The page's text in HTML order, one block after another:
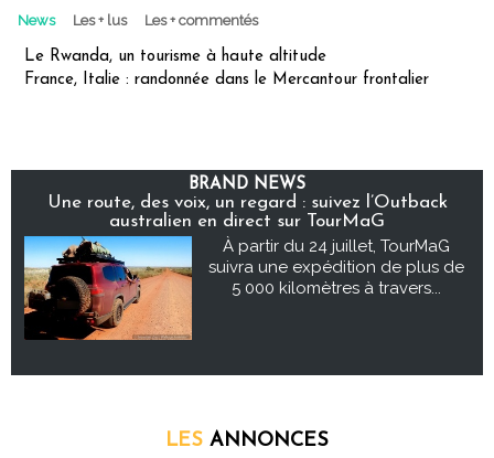
News Les + lus Les + commentés
Le Rwanda, un tourisme à haute altitude
France, Italie : randonnée dans le Mercantour frontalier
BRAND NEWS
Une route, des voix, un regard : suivez l’Outback
australien en direct sur TourMaG
À partir du 24 juillet, TourMaG
suivra une expédition de plus de
5 000 kilomètres à travers...
LES ANNONCES